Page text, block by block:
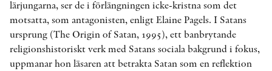
lärjungarna, ser de i förlängningen icke-kristna som det
motsatta, som antagonisten, enligt Elaine Pagels. I Satans
ursprung (The Origin of Satan, 1995), ett banbrytande
religionshistoriskt verk med Satans sociala bakgrund i fokus,
uppmanar hon läsaren att betrakta Satan som en reflektion